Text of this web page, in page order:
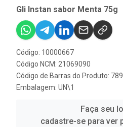
Gli Instan sabor Menta 75g
Código: 10000667
Código NCM: 21069090
Código de Barras do Produto:
Embalagem: UN\1
Faça seu
cadastre-se para ver